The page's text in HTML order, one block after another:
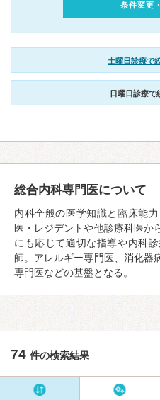
条件変更
土曜日診療で
日曜日診療で
総合内科専門医について
内科全般の医学知識と臨床能
医・レジデントや他診療科医か
にも応じて適切な指導や内科
師。アレルギー専門医、消化器
専門医などの基盤となる。
74 件の検索結果